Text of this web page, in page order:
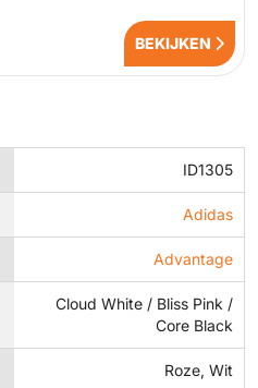
BEKIJKEN
ID1305
Adidas
Advantage
Cloud White / Bliss Pink /
Core Black
Roze, Wit